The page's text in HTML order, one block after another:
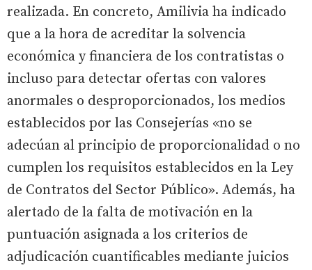
realizada. En concreto, Amilivia ha indicado
que a la hora de acreditar la solvencia
económica y financiera de los contratistas o
incluso para detectar ofertas con valores
anormales o desproporcionados, los medios
establecidos por las Consejerías «no se
adecúan al principio de proporcionalidad o no
cumplen los requisitos establecidos en la Ley
de Contratos del Sector Público». Además, ha
alertado de la falta de motivación en la
puntuación asignada a los criterios de
adjudicación cuantificables mediante juicios